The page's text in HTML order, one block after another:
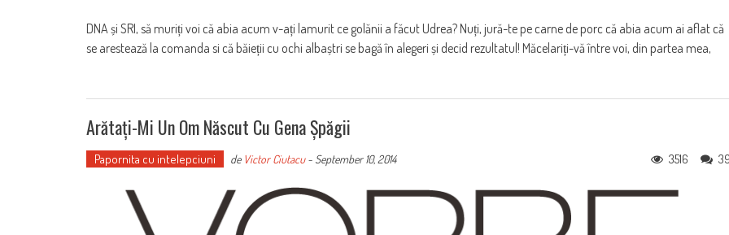
DNA și SRI, să muriți voi că abia acum v-ați lamurit ce golănii a făcut Udrea? Nuți, jură-te pe carne de porc că abia acum ai aflat că
se arestează la comanda si că băieții cu ochi albaștri se bagă în alegeri și decid rezultatul! Măcelariți-vă între voi, din partea mea,
Arătați-Mi Un Om Născut Cu Gena Șpăgii
Papornita cu intelepciuni de Victor Ciutacu- September 10, 2014 3516